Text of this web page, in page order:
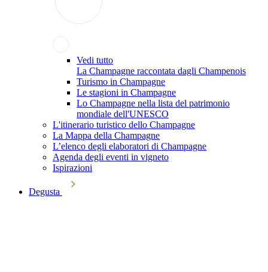
Vedi tutto
La Champagne raccontata dagli Champenois
Turismo in Champagne
Le stagioni in Champagne
Lo Champagne nella lista del patrimonio
mondiale dell'UNESCO
L'itinerario turistico dello Champagne
La Mappa della Champagne
L’elenco degli elaboratori di Champagne
Agenda degli eventi in vigneto
Ispirazioni
Degusta